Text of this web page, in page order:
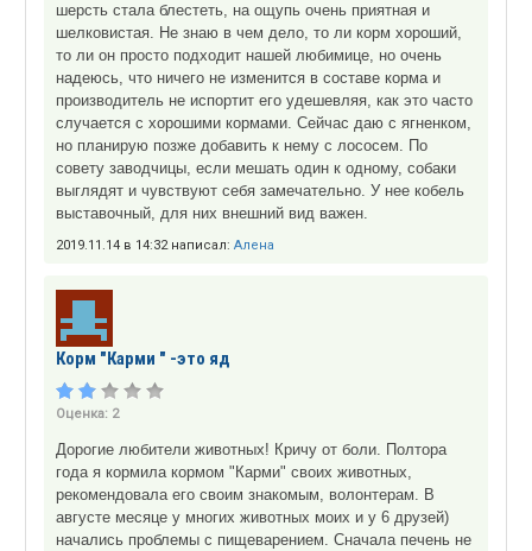
шерсть стала блестеть, на ощупь очень приятная и
шелковистая. Не знаю в чем дело, то ли корм хороший,
то ли он просто подходит нашей любимице, но очень
надеюсь, что ничего не изменится в составе корма и
производитель не испортит его удешевляя, как это часто
случается с хорошими кормами. Сейчас даю с ягненком,
но планирую позже добавить к нему с лососем. По
совету заводчицы, если мешать один к одному, собаки
выглядят и чувствуют себя замечательно. У нее кобель
выставочный, для них внешний вид важен.
2019.11.14 в 14:32 написал: Алена
Корм "Карми " -это яд
Оценка: 2
Дорогие любители животных! Кричу от боли. Полтора
года я кормила кормом "Карми" своих животных,
рекомендовала его своим знакомым, волонтерам. В
августе месяце у многих животных моих и у 6 друзей)
начались проблемы с пищеварением. Сначала печень не